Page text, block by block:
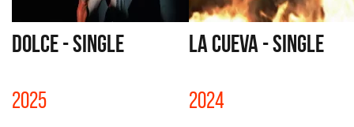
DOLCE - SINGLE
2025
LA CUEVA - SINGLE
2024